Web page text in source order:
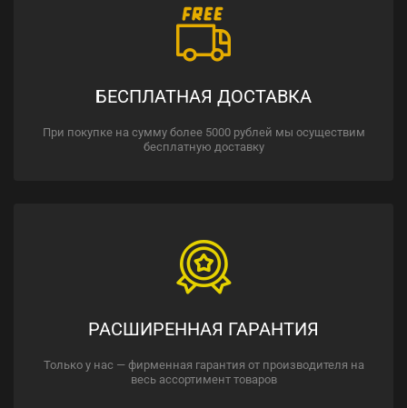
БЕСПЛАТНАЯ ДОСТАВКА
При покупке на сумму более 5000 рублей мы осуществим
бесплатную доставку
РАСШИРЕННАЯ ГАРАНТИЯ
Только у нас — фирменная гарантия от производителя на
весь ассортимент товаров